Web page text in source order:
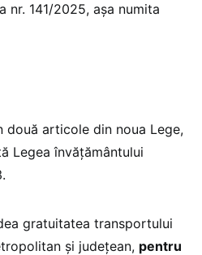
nr. 141/2025, așa numita
două articole din noua Lege,
Legea învățământului
gratuitatea transportului
și județean, pentru